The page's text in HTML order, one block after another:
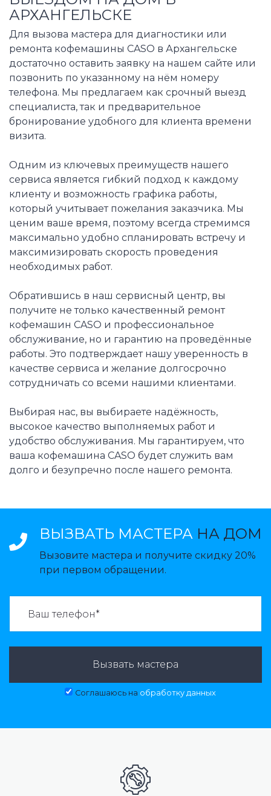
АРХАНГЕЛЬСКЕ
Для вызова мастера для диагностики или
ремонта кофемашины CASO в Архангельске
достаточно оставить заявку на нашем сайте или
позвонить по указанному на нём номеру
телефона. Мы предлагаем как срочный выезд
специалиста, так и предварительное
бронирование удобного для клиента времени
визита.
Одним из ключевых преимуществ нашего
сервиса является гибкий подход к каждому
клиенту и возможность графика работы,
который учитывает пожелания заказчика. Мы
ценим ваше время, поэтому всегда стремимся
максимально удобно спланировать встречу и
максимизировать скорость проведения
необходимых работ.
Обратившись в наш сервисный центр, вы
получите не только качественный ремонт
кофемашин CASO и профессиональное
обслуживание, но и гарантию на проведённые
работы. Это подтверждает нашу уверенность в
качестве сервиса и желание долгосрочно
сотрудничать со всеми нашими клиентами.
Выбирая нас, вы выбираете надёжность,
высокое качество выполняемых работ и
удобство обслуживания. Мы гарантируем, что
ваша кофемашина CASO будет служить вам
долго и безупречно после нашего ремонта.
ВЫЗВАТЬ МАСТЕРА НА ДОМ
Вызовите мастера и получите скидку 20%
при первом обращении.
Вызвать мастера
Соглашаюсь на обработку данных